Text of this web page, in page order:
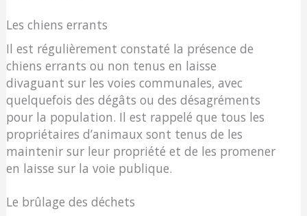
Les chiens errants
Il est régulièrement constaté la présence de
chiens errants ou non tenus en laisse
divaguant sur les voies communales, avec
quelquefois des dégâts ou des désagréments
pour la population. Il est rappelé que tous les
propriétaires d’animaux sont tenus de les
maintenir sur leur propriété et de les promener
en laisse sur la voie publique.
Le brûlage des déchets